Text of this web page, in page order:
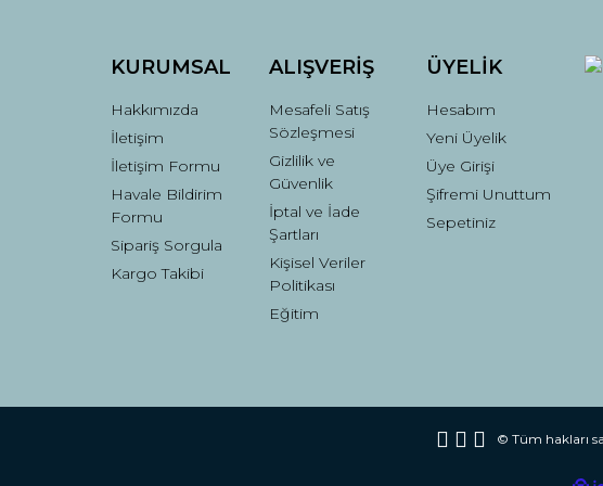
Bu ürüne benzer farklı alternatifler olmalı.
KURUMSAL
Hakkımızda
İletişim
İletişim Formu
Havale Bildirim
Formu
Sipariş Sorgula
Kargo Takibi
ALIŞVERİŞ
Mesafeli Satış
Sözleşmesi
Gizlilik ve
Güvenlik
İptal ve İade
Şartları
Kişisel Veriler
Politikası
Eğitim
ÜYELİK
Hesabım
Yeni Üyelik
Üye Girişi
Şifremi Unuttum
Sepetiniz
© Tüm hakları